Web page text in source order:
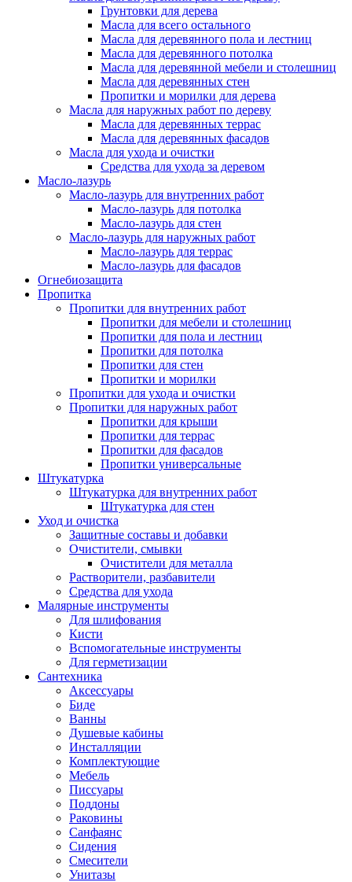
Грунтовки для дерева
Масла для всего остального
Масла для деревянного пола и лестниц
Масла для деревянного потолка
Масла для деревянной мебели и столешниц
Масла для деревянных стен
Пропитки и морилки для дерева
Масла для наружных работ по дереву
Масла для деревянных террас
Масла для деревянных фасадов
Масла для ухода и очистки
Средства для ухода за деревом
Масло-лазурь
Масло-лазурь для внутренних работ
Масло-лазурь для потолка
Масло-лазурь для стен
Масло-лазурь для наружных работ
Масло-лазурь для террас
Масло-лазурь для фасадов
Огнебиозащита
Пропитка
Пропитки для внутренних работ
Пропитки для мебели и столешниц
Пропитки для пола и лестниц
Пропитки для потолка
Пропитки для стен
Пропитки и морилки
Пропитки для ухода и очистки
Пропитки для наружных работ
Пропитки для крыши
Пропитки для террас
Пропитки для фасадов
Пропитки универсальные
Штукатурка
Штукатурка для внутренних работ
Штукатурка для стен
Уход и очистка
Защитные составы и добавки
Очистители, смывки
Очистители для металла
Растворители, разбавители
Средства для ухода
Малярные инструменты
Для шлифования
Кисти
Вспомогательные инструменты
Для герметизации
Сантехника
Аксессуары
Биде
Ванны
Душевые кабины
Инсталляции
Комплектующие
Мебель
Писсуары
Поддоны
Раковины
Санфаянс
Сидения
Смесители
Унитазы